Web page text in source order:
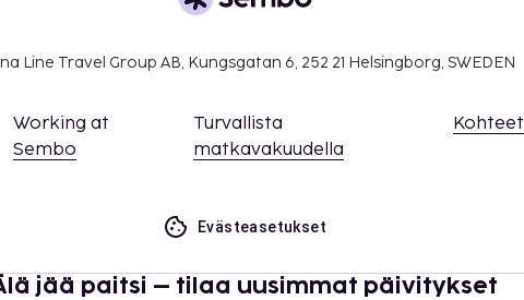
Line Travel Group AB, Kungsgatan 6, 252 21 Helsingborg, SWEDEN
Working at
Sembo
Turvallista
matkavakuudella
Kohteet
Evästeasetukset
jää paitsi – tilaa uusimmat päivitykset